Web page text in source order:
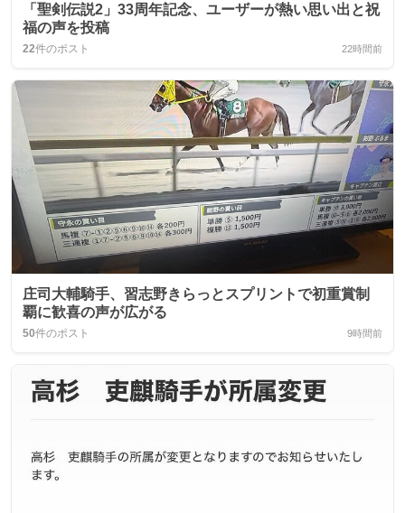
「聖剣伝説2」33周年記念、ユーザーが熱い思い出と祝
福の声を投稿
22件のポスト 22時間前
庄司大輔騎手、習志野きらっとスプリントで初重賞制
覇に歓喜の声が広がる
50件のポスト 9時間前